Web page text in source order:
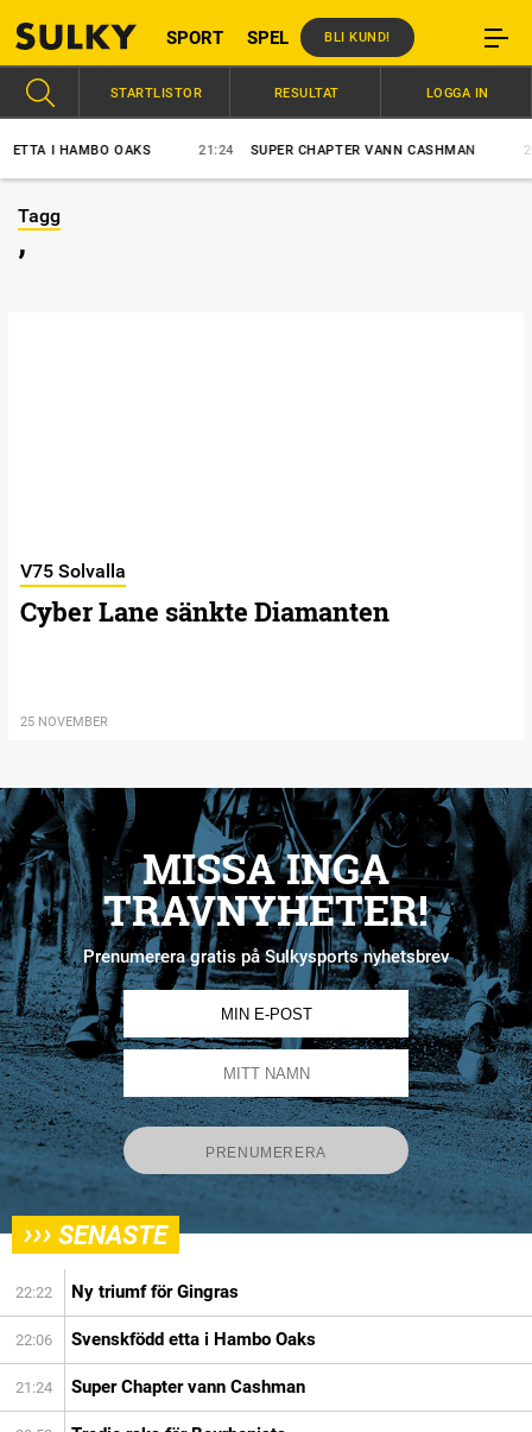
SPORT SPEL BLI KUND!
I HAMBO OAKS 21:24 SUPER CHAPTER VANN CASHMAN
STARTLISTOR RESULTAT LOGGA IN
Tagg
’
V75 Solvalla
Cyber Lane sänkte Diamanten
25 NOVEMBER
MISSA INGA
TRAVNYHETER!
Prenumerera gratis på Sulkysports nyhetsbrev
››› SENASTE
22:22 Ny triumf för Gingras
22:06 Svenskfödd etta i Hambo Oaks
21:24 Super Chapter vann Cashman